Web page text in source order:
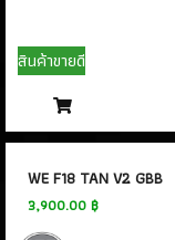
สินค้าขายดี
WE F18 TAN V2 GBB
3,900.00 ฿